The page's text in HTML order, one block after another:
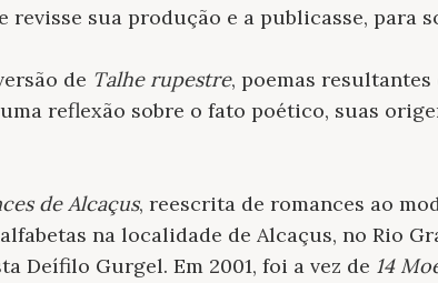
revisse sua produção e a publicasse, para
de Talhe rupestre, poemas resultantes
reflexão sobre o fato poético, suas
de Alcaçus, reescrita de romances ao
na localidade de Alcaçus, no Rio
Deífilo Gurgel. Em 2001, foi a vez de 14